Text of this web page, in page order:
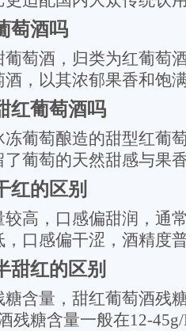
萄酒吗
萄酒，归类为红葡萄
，以其浓郁果香和饱
红葡萄酒吗
葡萄酿造的甜型红葡
葡萄的天然甜感与果
红的区别
高，口感偏甜润，通
口感偏干涩，酒精度
甜红的区别
含量，甜红葡萄酒残
残糖含量一般在12-